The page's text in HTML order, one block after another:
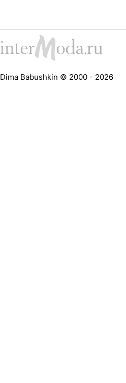
Dima Babushkin © 2000 - 2026